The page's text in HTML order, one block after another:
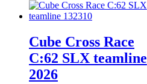
Cube Cross Race
C:62 SLX teamline
2026